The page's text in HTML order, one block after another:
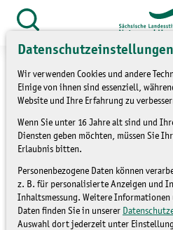
Datenschutzeinstellungen
Wir verwenden Cookies und andere
Einige von ihnen sind essenziell,
Website und Ihre Erfahrung zu
Wenn Sie unter 16 Jahre alt sind und
Diensten geben möchten, müssen Sie
Erlaubnis bitten.
Personenbezogene Daten können
z. B. für personalisierte Anzeigen und
Inhaltsmessung. Weitere
Daten finden Sie in unserer
Auswahl dort jederzeit unter
Zum
Inhalt
springen
öffnen
Service » Presse und
» Pressemitteilungen
Naturschutz
Badeerlebnis